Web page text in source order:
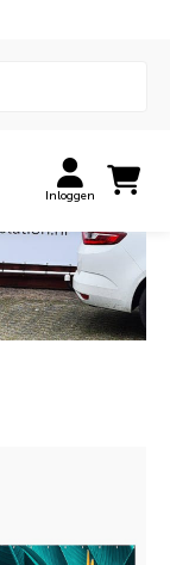
Inloggen